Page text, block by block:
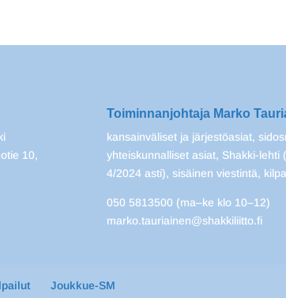
10,
Toiminnanjohtaja Marko
kansainväliset ja järjestöasiat,
yhteiskunnalliset asiat, Shakki-lehti
4/2024 asti), sisäinen viestintä,
050 5813500 (ma–ke klo 10–12)
marko.tauriainen@shakkiliitto.fi
Joukkue-SM